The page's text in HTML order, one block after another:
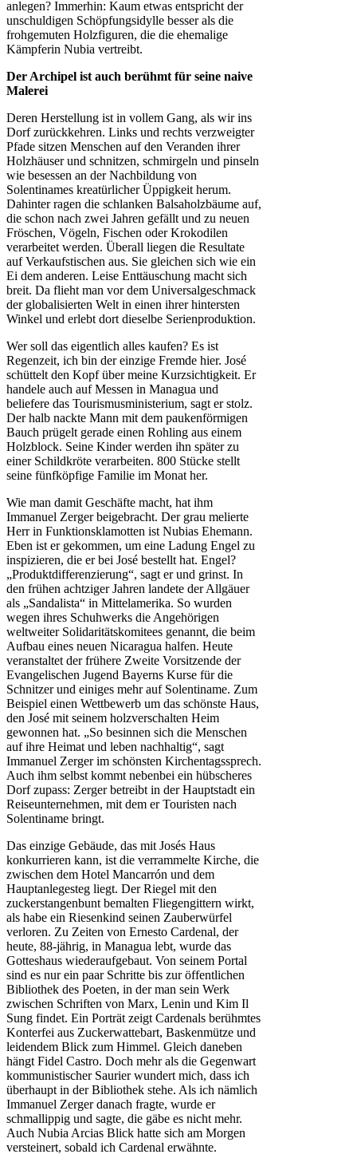
anlegen? Immerhin: Kaum etwas entspricht der
unschuldigen Schöpfungsidylle besser als die
frohgemuten Holzfiguren, die die ehemalige
Kämpferin Nubia vertreibt.
Der Archipel ist auch berühmt für seine naive
Malerei
Deren Herstellung ist in vollem Gang, als wir ins
Dorf zurückkehren. Links und rechts verzweigter
Pfade sitzen Menschen auf den Veranden ihrer
Holzhäuser und schnitzen, schmirgeln und pinseln
wie besessen an der Nachbildung von
Solentinames kreatürlicher Üppigkeit herum.
Dahinter ragen die schlanken Balsaholzbäume auf,
die schon nach zwei Jahren gefällt und zu neuen
Fröschen, Vögeln, Fischen oder Krokodilen
verarbeitet werden. Überall liegen die Resultate
auf Verkaufstischen aus. Sie gleichen sich wie ein
Ei dem anderen. Leise Enttäuschung macht sich
breit. Da flieht man vor dem Universalgeschmack
der globalisierten Welt in einen ihrer hintersten
Winkel und erlebt dort dieselbe Serienproduktion.
Wer soll das eigentlich alles kaufen? Es ist
Regenzeit, ich bin der einzige Fremde hier. José
schüttelt den Kopf über meine Kurzsichtigkeit. Er
handele auch auf Messen in Managua und
beliefere das Tourismusministerium, sagt er stolz.
Der halb nackte Mann mit dem paukenförmigen
Bauch prügelt gerade einen Rohling aus einem
Holzblock. Seine Kinder werden ihn später zu
einer Schildkröte verarbeiten. 800 Stücke stellt
seine fünfköpfige Familie im Monat her.
Wie man damit Geschäfte macht, hat ihm
Immanuel Zerger beigebracht. Der grau melierte
Herr in Funktionsklamotten ist Nubias Ehemann.
Eben ist er gekommen, um eine Ladung Engel zu
inspizieren, die er bei José bestellt hat. Engel?
„Produktdifferenzierung“, sagt er und grinst. In
den frühen achtziger Jahren landete der Allgäuer
als „Sandalista“ in Mittelamerika. So wurden
wegen ihres Schuhwerks die Angehörigen
weltweiter Solidaritätskomitees genannt, die beim
Aufbau eines neuen Nicaragua halfen. Heute
veranstaltet der frühere Zweite Vorsitzende der
Evangelischen Jugend Bayerns Kurse für die
Schnitzer und einiges mehr auf Solentiname. Zum
Beispiel einen Wettbewerb um das schönste Haus,
den José mit seinem holzverschalten Heim
gewonnen hat. „So besinnen sich die Menschen
auf ihre Heimat und leben nachhaltig“, sagt
Immanuel Zerger im schönsten Kirchentagssprech.
Auch ihm selbst kommt nebenbei ein hübscheres
Dorf zupass: Zerger betreibt in der Hauptstadt ein
Reiseunternehmen, mit dem er Touristen nach
Solentiname bringt.
Das einzige Gebäude, das mit Josés Haus
konkurrieren kann, ist die verrammelte Kirche, die
zwischen dem Hotel Mancarrón und dem
Hauptanlegesteg liegt. Der Riegel mit den
zuckerstangenbunt bemalten Fliegengittern wirkt,
als habe ein Riesenkind seinen Zauberwürfel
verloren. Zu Zeiten von Ernesto Cardenal, der
heute, 88-jährig, in Managua lebt, wurde das
Gotteshaus wiederaufgebaut. Von seinem Portal
sind es nur ein paar Schritte bis zur öffentlichen
Bibliothek des Poeten, in der man sein Werk
zwischen Schriften von Marx, Lenin und Kim Il
Sung findet. Ein Porträt zeigt Cardenals berühmtes
Konterfei aus Zuckerwattebart, Baskenmütze und
leidendem Blick zum Himmel. Gleich daneben
hängt Fidel Castro. Doch mehr als die Gegenwart
kommunistischer Saurier wundert mich, dass ich
überhaupt in der Bibliothek stehe. Als ich nämlich
Immanuel Zerger danach fragte, wurde er
schmallippig und sagte, die gäbe es nicht mehr.
Auch Nubia Arcias Blick hatte sich am Morgen
versteinert, sobald ich Cardenal erwähnte.